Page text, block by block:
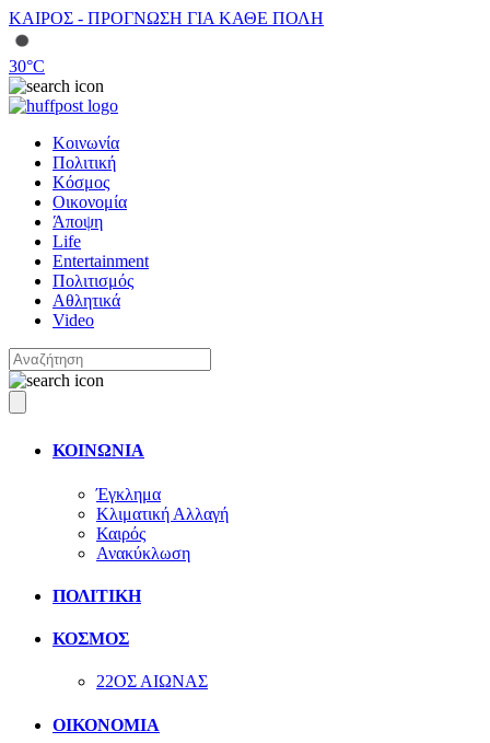
ΚΑΙΡΟΣ - ΠΡΟΓΝΩΣΗ ΓΙΑ ΚΑΘΕ ΠΟΛΗ
30°C
Κοινωνία
Πολιτική
Κόσμος
Οικονομία
Άποψη
Life
Entertainment
Πολιτισμός
Αθλητικά
Video
ΚΟΙΝΩΝΙΑ
Έγκλημα
Κλιματική Αλλαγή
Καιρός
Ανακύκλωση
ΠΟΛΙΤΙΚΗ
ΚΟΣΜΟΣ
22ΟΣ ΑΙΩΝΑΣ
ΟΙΚΟΝΟΜΙΑ